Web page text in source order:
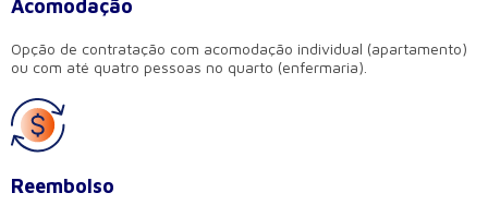
Acomodação
Opção de contratação com acomodação individual (apartamento)
ou com até quatro pessoas no quarto (enfermaria).
Reembolso